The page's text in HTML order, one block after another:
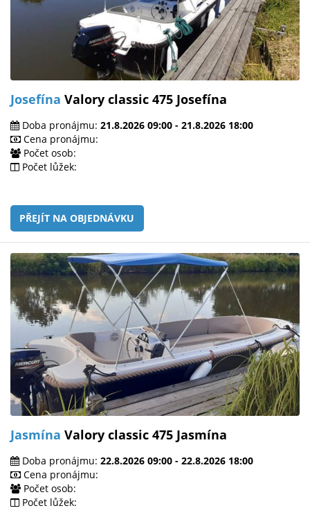
Josefína Valory classic 475 Josefína
Doba pronájmu: 21.8.2026 09:00 - 21.8.2026 18:00
Cena pronájmu:
Počet osob:
Počet lůžek:
PŘEJÍT NA OBJEDNÁVKU
Jasmína Valory classic 475 Jasmína
Doba pronájmu: 22.8.2026 09:00 - 22.8.2026 18:00
Cena pronájmu:
Počet osob:
Počet lůžek: